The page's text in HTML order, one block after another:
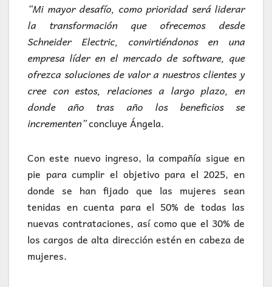
“Mi mayor desafío, como prioridad será liderar
la transformación que ofrecemos desde
Schneider Electric, convirtiéndonos en una
empresa líder en el mercado de software, que
ofrezca soluciones de valor a nuestros clientes y
cree con estos, relaciones a largo plazo, en
donde año tras año los beneficios se
incrementen”concluye Ángela.
Con este nuevo ingreso, la compañía sigue en
pie para cumplir el objetivo para el 2025, en
donde se han fijado que las mujeres sean
tenidas en cuenta para el 50% de todas las
nuevas contrataciones, así como que el 30% de
los cargos de alta dirección estén en cabeza de
mujeres.